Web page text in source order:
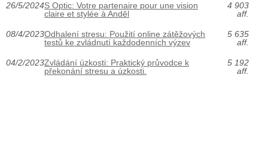
26/5/2024S Optic: Votre partenaire pour une vision
claire et stylée à Anděl
4 903
aff.
08/4/2023Odhalení stresu: Použití online zátěžových
testů ke zvládnutí každodenních výzev
5 635
aff.
04/2/2023Zvládání úzkosti: Praktický průvodce k
překonání stresu a úzkosti.
5 192
aff.